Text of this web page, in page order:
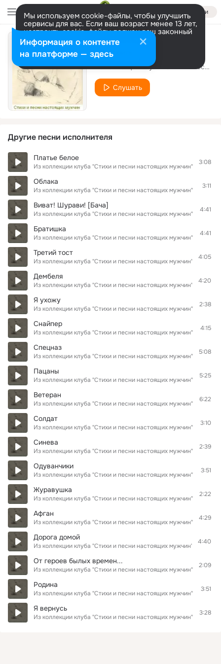
Войти
Мы используем cookie-файлы, чтобы улучшить
сервисы для вас. Если ваш возраст менее 13 лет,
настроить cookie-файлы должен ваш законный
представитель. Больше информации
Разрешить все Настроить
Дивизия ДОН-100
Из коллекции клуба "Стихи и песни настоящих мужчин"
Слушать
Другие песни исполнителя
Платье белое
Из коллекции клуба "Стихи и песни настоящих мужчин"
3:08
Облака
Из коллекции клуба "Стихи и песни настоящих мужчин"
3:11
Виват! Шурави! [Бача]
Из коллекции клуба "Стихи и песни настоящих мужчин"
4:41
Братишка
Из коллекции клуба "Стихи и песни настоящих мужчин"
4:41
Третий тост
Из коллекции клуба "Стихи и песни настоящих мужчин"
4:05
Дембеля
Из коллекции клуба "Стихи и песни настоящих мужчин"
4:20
Я ухожу
Из коллекции клуба "Стихи и песни настоящих мужчин"
2:38
Снайпер
Из коллекции клуба "Стихи и песни настоящих мужчин"
4:15
Спецназ
Из коллекции клуба "Стихи и песни настоящих мужчин"
5:08
Пацаны
Из коллекции клуба "Стихи и песни настоящих мужчин"
5:25
Ветеран
Из коллекции клуба "Стихи и песни настоящих мужчин"
6:22
Солдат
Из коллекции клуба "Стихи и песни настоящих мужчин"
3:10
Синева
Из коллекции клуба "Стихи и песни настоящих мужчин"
2:39
Одуванчики
Из коллекции клуба "Стихи и песни настоящих мужчин"
3:51
Журавушка
Из коллекции клуба "Стихи и песни настоящих мужчин"
2:22
Афган
Из коллекции клуба "Стихи и песни настоящих мужчин"
4:29
Дорога домой
Из коллекции клуба "Стихи и песни настоящих мужчин"
4:40
От героев былых времен...
Из коллекции клуба "Стихи и песни настоящих мужчин"
2:09
Родина
Из коллекции клуба "Стихи и песни настоящих мужчин"
3:51
Я вернусь
Из коллекции клуба "Стихи и песни настоящих мужчин"
3:28
Информация о контенте
на платформе — здесь